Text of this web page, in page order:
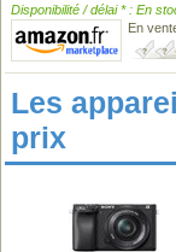
Disponibilité / délai * : En
En
Les
prix